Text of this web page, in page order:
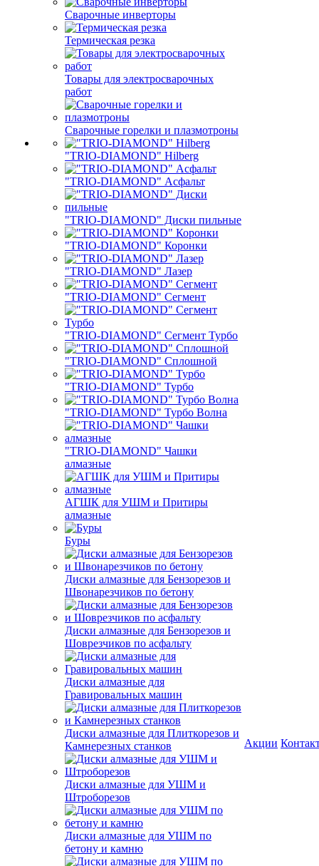
Сварочные инверторы
Термическая резка
Товары для электросварочных
работ
Сварочные горелки и плазмотроны
"TRIO-DIAMOND" Hilberg
"TRIO-DIAMOND" Асфальт
"TRIO-DIAMOND" Диски пильные
"TRIO-DIAMOND" Коронки
"TRIO-DIAMOND" Лазер
"TRIO-DIAMOND" Сегмент
"TRIO-DIAMOND" Сегмент Турбо
"TRIO-DIAMOND" Сплошной
"TRIO-DIAMOND" Турбо
"TRIO-DIAMOND" Турбо Волна
"TRIO-DIAMOND" Чашки
алмазные
АГШК для УШМ и Притиры
алмазные
Буры
Диски алмазные для Бензорезов и
Швонарезчиков по бетону
Диски алмазные для Бензорезов и
Шоврезчиков по асфальту
Диски алмазные для
Гравировальных машин
Диски алмазные для Плиткорезов и
Камнерезных станков
Диски алмазные для УШМ и
Штроборезов
Диски алмазные для УШМ по
бетону и камню
Акции